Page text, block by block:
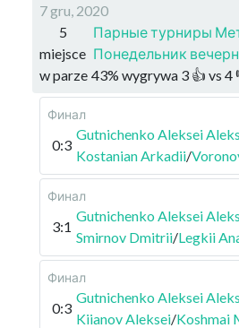
7 gru, 2020
5
miejsce
Парные турниры
Понедельник
w parze 43% wygrywa 3 👍 vs 4
Финал
0:3
Gutnichenko Aleksei
Kostanian Arkadii/
Финал
3:1
Gutnichenko Aleksei
Smirnov Dmitrii/Legkii
Финал
0:3
Gutnichenko Aleksei
Kiianov Aleksei/Koshmai